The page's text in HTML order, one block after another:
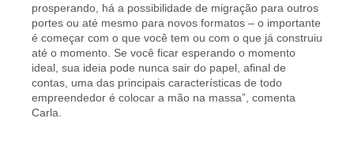
prosperando, há a possibilidade de migração para outros
portes ou até mesmo para novos formatos – o importante
é começar com o que você tem ou com o que já construiu
até o momento. Se você ficar esperando o momento
ideal, sua ideia pode nunca sair do papel, afinal de
contas, uma das principais características de todo
empreendedor é colocar a mão na massa”, comenta
Carla.